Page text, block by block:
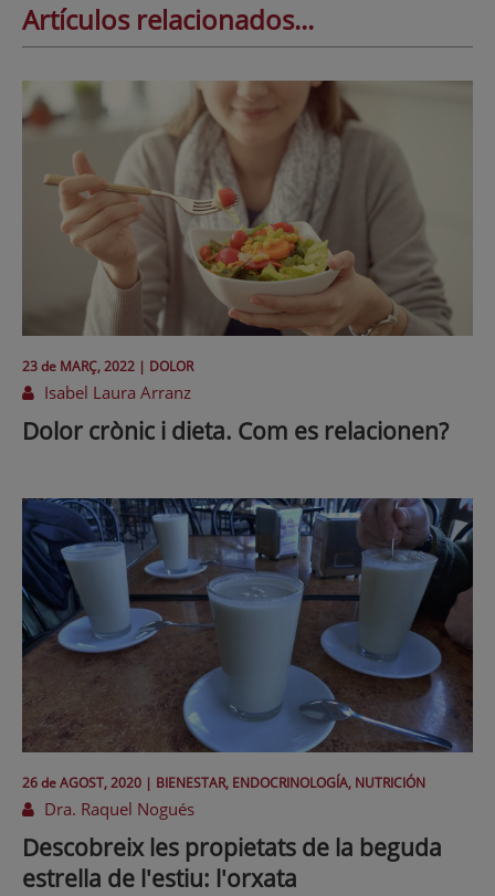
Artículos relacionados...
23 de MARÇ, 2022 | DOLOR
Isabel Laura Arranz
Dolor crònic i dieta. Com es relacionen?
26 deAGOST, 2020 | BIENESTAR, ENDOCRINOLOGÍA, NUTRICIÓN
Dra. Raquel Nogués
Descobreix les propietats de la beguda
estrella de l'estiu: l'orxata